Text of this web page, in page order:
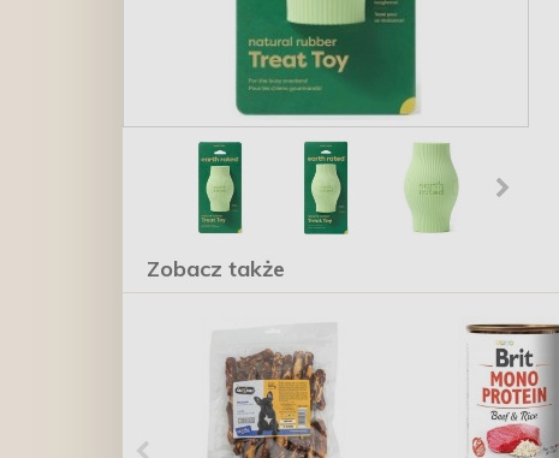
Zobacz także